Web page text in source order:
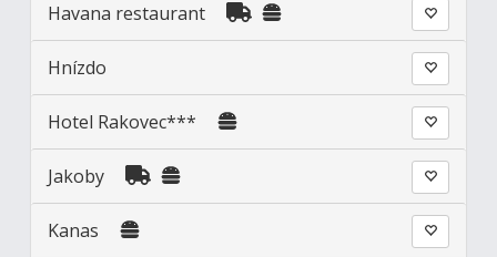
Havana restaurant
Hnízdo
Hotel Rakovec***
Jakoby
Kanas